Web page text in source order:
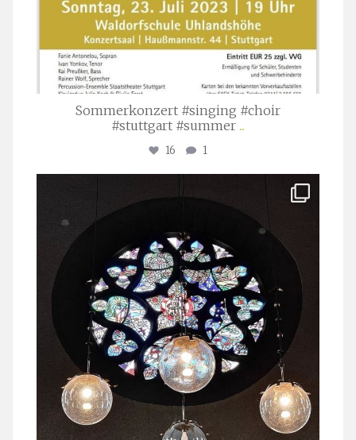
Sommerkonzert #singing #choir
#stuttgart #summer ...
16 1
Apr. 1